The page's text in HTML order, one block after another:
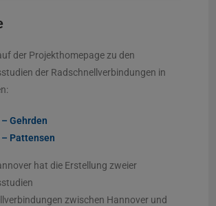
der Projekthomepage zu den
der Radschnellverbindungen in
Gehrden
Pattensen
hat die Erstellung zweier
zwischen Hannover und